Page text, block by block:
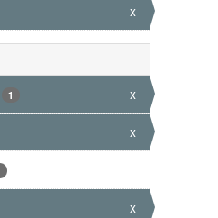
x
1 x
x
x